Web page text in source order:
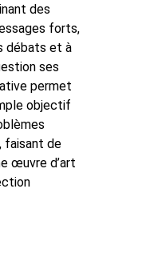
des
forts,
débats et à
ses
permet
objectif
faisant de
œuvre d’art